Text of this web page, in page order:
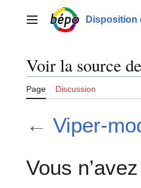
contenuMenu principalDisposition
Voir la source
Page Discussion
← Viper-
Vous